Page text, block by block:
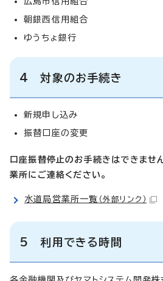
朝銀西信用組合
ゆうちょ銀行
4 対象のお手続き
新規申し込み
振替口座の変更
口座振替停止のお手続きはできませ
業所にご連絡ください。
水道局営業所一覧 （外部リンク）
5 利用できる時間